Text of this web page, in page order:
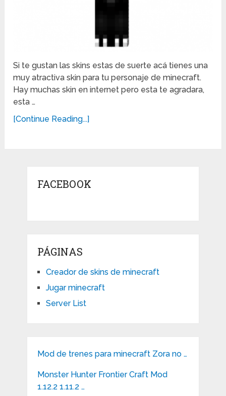
Si te gustan las skins estas de suerte acá tienes una
muy atractiva skin para tu personaje de minecraft.
Hay muchas skin en internet pero esta te agradara,
esta …
[Continue Reading...]
FACEBOOK
PÁGINAS
Creador de skins de minecraft
Jugar minecraft
Server List
Mod de trenes para minecraft Zora no …
Monster Hunter Frontier Craft Mod
1.12.2 1.11.2 …